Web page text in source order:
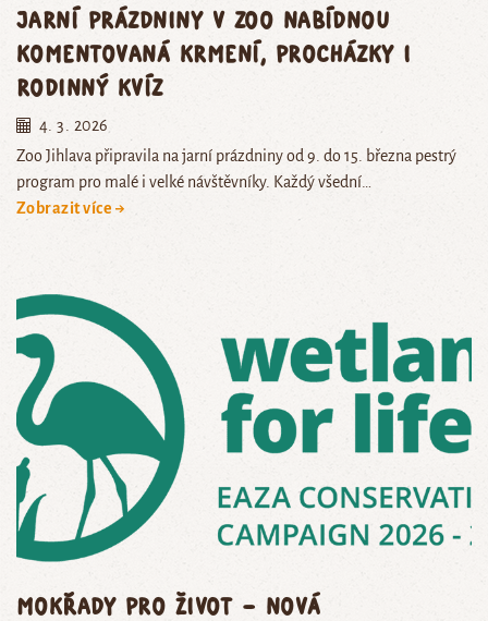
Jarní prázdniny v zoo nabídnou
komentovaná krmení, procházky i
rodinný kvíz
4. 3. 2026
Zoo Jihlava připravila na jarní prázdniny od 9. do 15. března pestrý
program pro malé i velké návštěvníky. Každý všední…
Zobrazit více →
Mokřady pro život – nová